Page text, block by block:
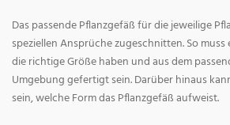
Das passende Pflanzgefäß für die jeweilige
speziellen Ansprüche zugeschnitten. So
die richtige Größe haben und aus dem
Umgebung gefertigt sein. Darüber hinaus
sein, welche Form das Pflanzgefäß aufweist.